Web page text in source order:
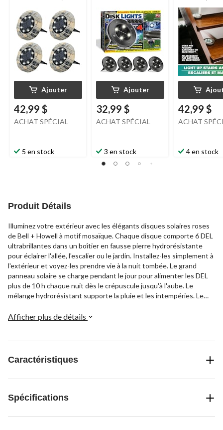
Ajouter
42,99 $
ACHAT SPÉCIAL
5 en stock
télé, acier inoxydable
Ajouter
32,99 $
ACHAT SPÉCIAL
3 en stock
télé
42,99 $
ACHAT
4 en stock
Produit Détails
Illuminez votre extérieur avec les élégants disques solaires roses
de Bell + Howell à motif mosaïque. Chaque disque comporte 6 DEL
ultrabrillantes dans un boîtier en fausse pierre hydrorésistante
pour éclairer l'allée, l'escalier ou le jardin. Installez-les simplement à
l'extérieur et voyez-les prendre vie à la nuit tombée. Le grand
panneau solaire se charge pendant le jour pour alimenter les DEL
plus de 10 h chaque nuit dès le crépuscule jusqu'à l'aube. Le
mélange hydrorésistant supporte la pluie et les intempéries. Le
années. Ajoutez autant de disques que nécessaire pour bien
Afficher plus de détails
Caractéristiques
Spécifications